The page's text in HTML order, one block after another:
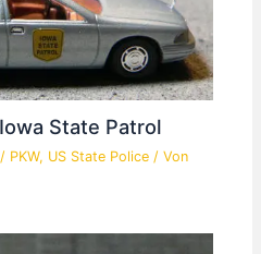
State Patrol
/ PKW, US State Police / Von